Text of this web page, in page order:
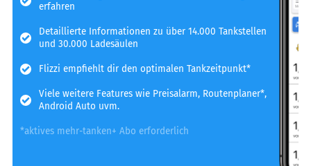
erfahren
Detaillierte Informationen zu über 14.000 Tankstellen
und 30.000 Ladesäulen
Flizzi empfiehlt dir den optimalen Tankzeitpunkt*
Viele weitere Features wie Preisalarm, Routenplaner*,
Android Auto uvm.
*aktives mehr-tanken+ Abo erforderlich